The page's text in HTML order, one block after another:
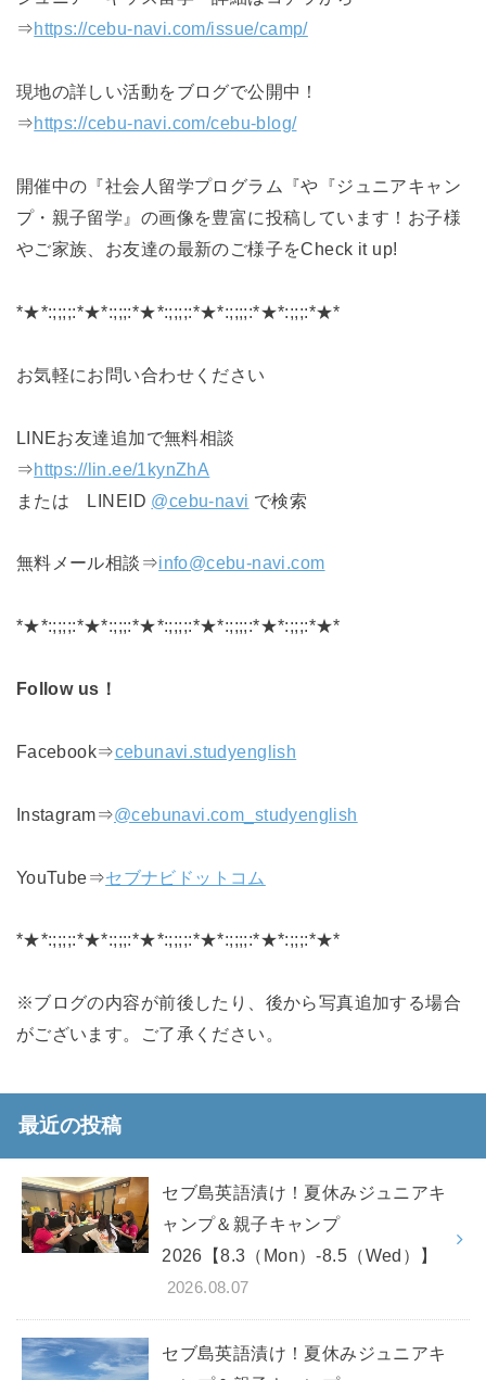
⇒https://cebu-navi.com/issue/camp/
現地の詳しい活動‍‍‍をブログで公開中！
⇒https://cebu-navi.com/cebu-blog/
開催中の『社会人留学プログラム『や『ジュニアキャン
プ・親子留学』の画像を豊富に投稿しています！お子様
やご家族、お友達の最新のご様子をCheck it up!
*★*:;;;;:*★*:;;;:*★*:;;;;:*★*:;;;;:*★*:;;;:*★*
お気軽にお問い合わせください
LINEお友達追加で無料相談
⇒https://lin.ee/1kynZhA
または LINEID @cebu-navi で検索
無料メール相談⇒info@cebu-navi.com
*★*:;;;;:*★*:;;;:*★*:;;;;:*★*:;;;;:*★*:;;;:*★*
Follow us！
Facebook⇒cebunavi.studyenglish
Instagram⇒@cebunavi.com_studyenglish
YouTube⇒セブナビドットコム
*★*:;;;;:*★*:;;;:*★*:;;;;:*★*:;;;;:*★*:;;;:*★*
※ブログの内容が前後したり、後から写真追加する場合
がございます。ご了承ください。
最近の投稿
セブ島英語漬け！夏休みジュニアキ
ャンプ＆親子キャンプ
2026【8.3（Mon）-8.5（Wed）】
2026.08.07
セブ島英語漬け！夏休みジュニアキ